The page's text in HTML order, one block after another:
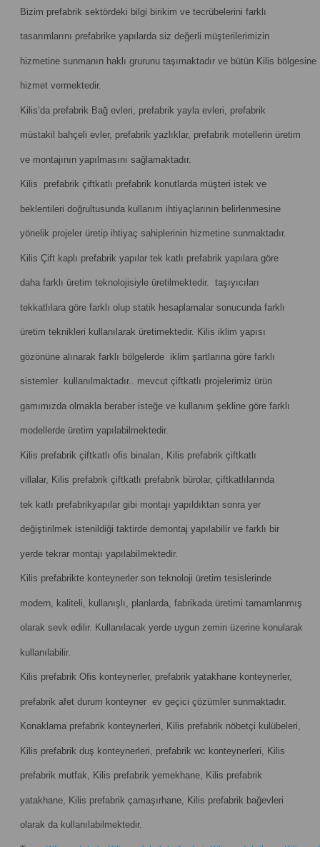
Bizim prefabrik sektördeki bilgi birikim ve tecrübelerini farklı
tasarımlarını prefabrike yapılarda siz değerli müşterilerimizin
hizmetine sunmanın haklı grurunu taşımaktadır ve bütün Kilis bölgesine
hizmet vermektedir.
Kilis’da prefabrik Bağ evleri, prefabrik yayla evleri, prefabrik
müstakil bahçeli evler, prefabrik yazlıklar, prefabrik motellerin üretim
ve montajının yapılmasını sağlamaktadır.
Kilis prefabrik çiftkatlı prefabrik konutlarda müşteri istek ve
beklentileri doğrultusunda kullanım ihtiyaçlarının belirlenmesine
yönelik projeler üretip ihtiyaç sahiplerinin hizmetine sunmaktadır.
Kilis Çift kaplı prefabrik yapılar tek katlı prefabrik yapılara göre
daha farklı üretim teknolojisiyle üretilmektedir. taşıyıcıları
tekkatlılara göre farklı olup statik hesaplamalar sonucunda farklı
üretim teknikleri kullanılarak üretimektedir. Kilis iklim yapısı
gözönüne alınarak farklı bölgelerde iklim şartlarına göre farklı
sistemler kullanılmaktadır.. mevcut çiftkatlı projelerimiz ürün
gamımızda olmakla beraber isteğe ve kullanım şekline göre farklı
modellerde üretim yapılabilmektedir.
Kilis prefabrik çiftkatlı ofis binaları, Kilis prefabrik çiftkatlı
villalar, Kilis prefabrik çiftkatlı prefabrik bürolar, çiftkatlılarında
tek katlı prefabrikyapılar gibi montajı yapıldıktan sonra yer
değiştirilmek istenildiği taktirde demontaj yapılabilir ve farklı bir
yerde tekrar montajı yapılabilmektedir.
Kilis prefabrikte konteynerler son teknoloji üretim tesislerinde
modern, kaliteli, kullanışlı, planlarda, fabrikada üretimi tamamlanmış
olarak sevk edilir. Kullanılacak yerde uygun zemin üzerine konularak
kullanılabilir.
Kilis prefabrik Ofis konteynerler, prefabrik yatakhane konteynerler,
prefabrik afet durum konteyner ev geçici çözümler sunmaktadır.
Konaklama prefabrik konteynerleri, Kilis prefabrik nöbetçi kulübeleri,
Kilis prefabrik duş konteynerleri, prefabrik wc konteynerleri, Kilis
prefabrik mutfak, Kilis prefabrik yemekhane, Kilis prefabrik
yatakhane, Kilis prefabrik çamaşırhane, Kilis prefabrik bağevleri
olarak da kullanılabilmektedir.